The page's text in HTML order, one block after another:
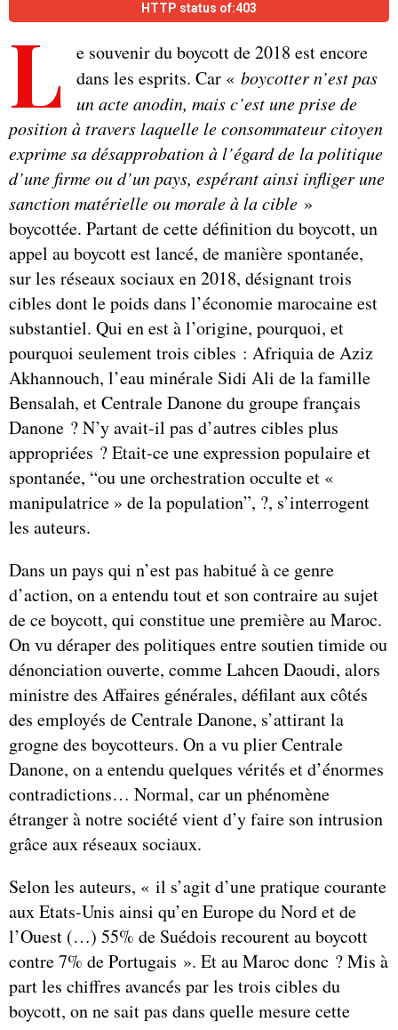
HTTP status of:403
L
e souvenir du boycott de 2018 est encore
dans les esprits. Car « boycotter n’est pas
un acte anodin, mais c’est une prise de
position à travers laquelle le consommateur citoyen
exprime sa désapprobation à l’égard de la politique
d’une firme ou d’un pays, espérant ainsi infliger une
sanction matérielle ou morale à la cible »
boycottée. Partant de cette définition du boycott, un
appel au boycott est lancé, de manière spontanée,
sur les réseaux sociaux en 2018, désignant trois
cibles dont le poids dans l’économie marocaine est
substantiel. Qui en est à l’origine, pourquoi, et
pourquoi seulement trois cibles : Afriquia de Aziz
Akhannouch, l’eau minérale Sidi Ali de la famille
Bensalah, et Centrale Danone du groupe français
Danone ? N’y avait-il pas d’autres cibles plus
appropriées ? Etait-ce une expression populaire et
spontanée, “ou une orchestration occulte et «
manipulatrice » de la population”, ?, s’interrogent
les auteurs.
Dans un pays qui n’est pas habitué à ce genre
d’action, on a entendu tout et son contraire au sujet
de ce boycott, qui constitue une première au Maroc.
On vu déraper des politiques entre soutien timide ou
dénonciation ouverte, comme Lahcen Daoudi, alors
ministre des Affaires générales, défilant aux côtés
des employés de Centrale Danone, s’attirant la
grogne des boycotteurs. On a vu plier Centrale
Danone, on a entendu quelques vérités et d’énormes
contradictions… Normal, car un phénomène
étranger à notre société vient d’y faire son intrusion
grâce aux réseaux sociaux.
Selon les auteurs, « il s’agit d’une pratique courante
aux Etats-Unis ainsi qu’en Europe du Nord et de
l’Ouest (…) 55% de Suédois recourent au boycott
contre 7% de Portugais ». Et au Maroc donc ? Mis à
part les chiffres avancés par les trois cibles du
boycott, on ne sait pas dans quelle mesure cette